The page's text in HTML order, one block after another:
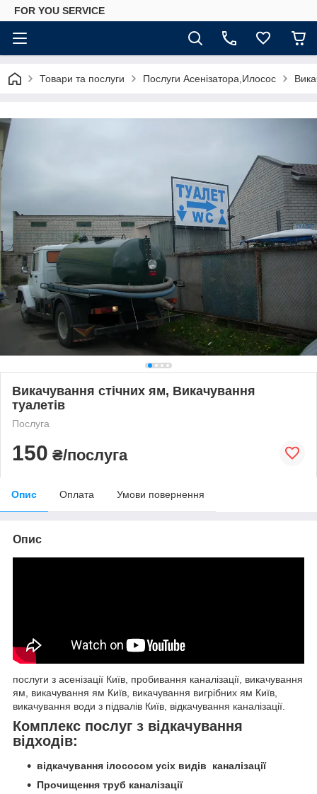
FOR YOU SERVICE
Товари та послуги Послуги Асенізатора,Илосос
Викачування стічних ям, Викачування
туалетів
Послуга
150 ₴/послуга
Опис Оплата Умови повернення
Опис
послуги з асенізації Київ, пробивання каналізації, викачування
ям, викачування ям Київ, викачування вигрібних ям Київ,
викачування води з підвалів Київ, відкачування каналізації.
Комплекс послуг з відкачування
відходів:
відкачування ілососом усіх видів каналізації
Прочищення труб каналізації